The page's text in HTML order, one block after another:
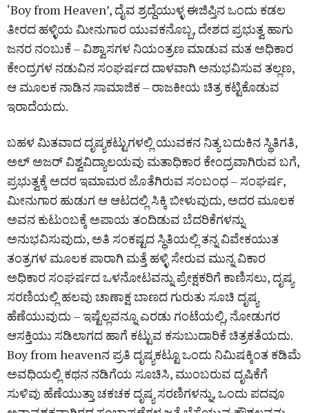
‘Boy from Heaven’, ದೈವ ಶ್ರದ್ದೆಯುಳ್ಳ ಈಜಿಪ್ತಿನ ಒಂದು ಕಡಲ
ತೀರದ ಹಳ್ಳಿಯ ಮೀನುಗಾರ ಯುವಕನೊಬ್ಬ, ದೇಶದ ಪ್ರಭುತ್ವ ಹಾಗು
ಜನರ ನಂಬುಕೆ – ವಿಶ್ವಾಸಗಳ ನಿಯಂತ್ರಣ ಮಾಡುವ ಮತ ಅಧಿಕಾರ
ಕೇಂದ್ರಗಳ ನಡುವಿನ ಸಂಘರ್ಷದ ದಾಳವಾಗಿ ಅನುಭವಿಸುವ ತಲ್ಲಣ,
ಆ ಮೂಲಕ ನಾಡಿನ ಸಾಮಾಜಿಕ – ರಾಜಕೀಯ ಚಿತ್ರ ಕಟ್ಟಿಕೊಡುವ
ಇರಾದೆಯದು.
ಬಹಳ ಮಿತವಾದ ದೃಷ್ಯಕಟ್ಟುಗಳಲ್ಲಿ ಯುವಕನ ನಿತ್ಯ ಬದುಕಿನ ಸ್ಥಿತಿಗತಿ,
ಅಲ್ ಅಜರ್ ವಿಶ್ವವಿದ್ಯಾಲಯವು ಮತಾಧಿಕಾರ ಕೇಂದ್ರವಾಗಿರುವ ಬಗೆ,
ಪ್ರಭುತ್ವಕ್ಕೆ ಅದರ ಇಮಾಮರ ಜೊತೆಗಿರುವ ಸಂಬಂಧ – ಸಂಘರ್ಷ,
ಮೀನುಗಾರ ಹುಡುಗ ಆ ಆಟದಲ್ಲಿ ಸಿಕ್ಕಿ ಬೀಳುವುದು, ಅದರ ಮೂಲಕ
ಅವನ ಕುಟುಂಬಕ್ಕೆ ಅಪಾಯ ತಂದಿಡುವ ಬೆದರಿಕೆಗಳನ್ನು
ಅನುಭವಿಸುವುದು, ಅತಿ ಸಂಕಷ್ಟದ ಸ್ಥಿತಿಯಲ್ಲಿ ತನ್ನ ವಿವೇಕಯುತ
ತಂತ್ರಗಳ ಮೂಲಕ ಪಾರಾಗಿ ಮತ್ತೆ ಹಳ್ಳಿ ಸೇರುವ ಮುನ್ನ ವಿಕಾರ
ಅಧಿಕಾರ ಸಂಘರ್ಷದ ಒಳನೋಟವನ್ನು ಪ್ರೇಕ್ಷಕರಿಗೆ ಕಾಣಿಸಲು, ದೃಷ್ಯ
ಸರಣಿಯಲ್ಲಿ ಹಲವು ಚಾಣಾಕ್ಷ ಬಾಣದ ಗುರುತು ಸೂಚಿ ದೃಷ್ಯ
ಹೆಣೆಯುವುದು – ಇಷ್ಟೆಲ್ಲವನ್ನೂ ಎರಡು ಗಂಟೆಯಲ್ಲಿ, ನೋಡುಗರ
ಆಸಕ್ತಿಯು ಸಡಿಲಾಗದ ಹಾಗೆ ಕಟ್ಟುವ ಕಸುಬುದಾರಿಕೆ ಚಿತ್ರಕತೆಯದು.
Boy from heavenನ ಪ್ರತಿ ದೃಷ್ಯಕಟ್ಟೂ ಒಂದು ನಿಮಿಷಕ್ಕಿಂತ ಕಡಿಮೆ
ಅವಧಿಯಲ್ಲಿ ಕಥನ ನಡಿಗೆಯ ಸೂಚಿಸಿ, ಮುಂಬರುವ ದೃಷಿಕೆಗೆ
ಸುಳಿವು ಹೆಣೆಯುತ್ತಾ ಚಕಚಕ ದೃಷ್ಯ ಸರಣಿಗಳನ್ನು, ಒಂದು ಪದವೂ